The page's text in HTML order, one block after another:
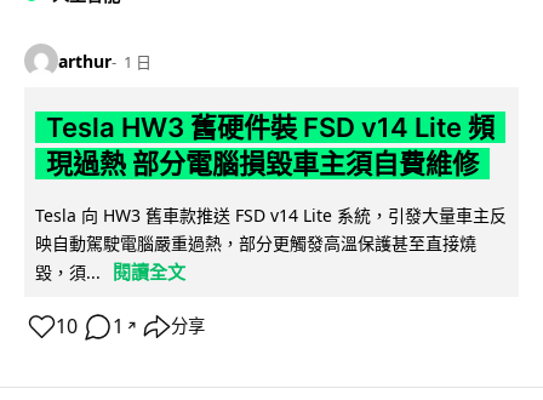
arthur 1 日
Tesla HW3 舊硬件裝 FSD v14 Lite 頻
現過熱 部分電腦損毀車主須自費維修
Tesla 向 HW3 舊車款推送 FSD v14 Lite 系統，引發大量車主反
映自動駕駛電腦嚴重過熱，部分更觸發高溫保護甚至直接燒
毀，須...
閱讀全文
10 1 ↗ 分享